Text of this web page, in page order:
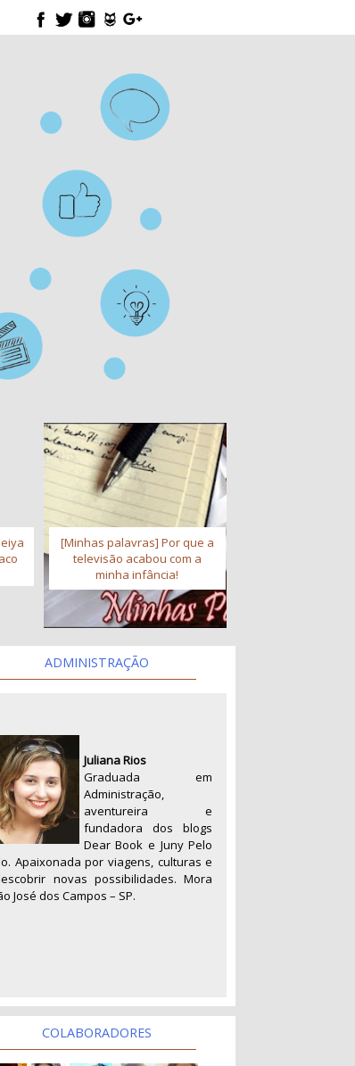
[Minhas palavras] Por que a
televisão acabou com a
minha infância!
ADMINISTRAÇÃO
Juliana Rios
Graduada em
Administração,
aventureira e
fundadora dos blogs
Dear Book e Juny Pelo
Apaixonada por viagens, culturas e
novas possibilidades. Mora
José dos Campos – SP.
COLABORADORES